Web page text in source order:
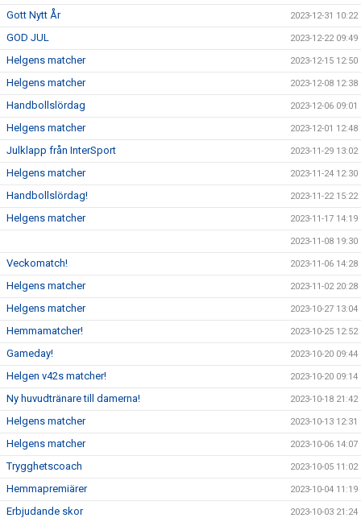
Gott Nytt År 2023-12-31 10:22
GOD JUL 2023-12-22 09:49
Helgens matcher 2023-12-15 12:50
Helgens matcher 2023-12-08 12:38
Handbollslördag 2023-12-06 09:01
Helgens matcher 2023-12-01 12:48
Julklapp från InterSport 2023-11-29 13:02
Helgens matcher 2023-11-24 12:30
Handbollslördag! 2023-11-22 15:22
Helgens matcher 2023-11-17 14:19
2023-11-08 19:30
Veckomatch! 2023-11-06 14:28
Helgens matcher 2023-11-02 20:28
Helgens matcher 2023-10-27 13:04
Hemmamatcher! 2023-10-25 12:52
Gameday! 2023-10-20 09:44
Helgen v42s matcher! 2023-10-20 09:14
Ny huvudtränare till damerna! 2023-10-18 21:42
Helgens matcher 2023-10-13 12:31
Helgens matcher 2023-10-06 14:07
Trygghetscoach 2023-10-05 11:02
Hemmapremiärer 2023-10-04 11:19
Erbjudande skor 2023-10-03 21:24